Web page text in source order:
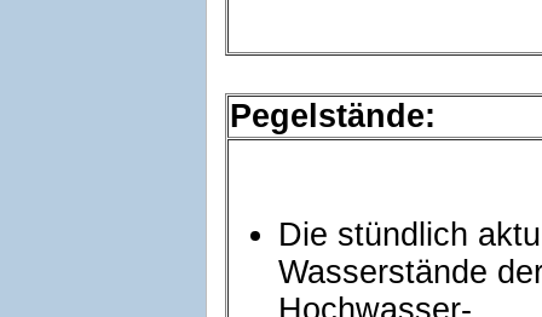
Pegelstände:
Die stündlich
Wasserstände
Hochwasser-